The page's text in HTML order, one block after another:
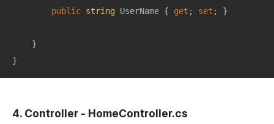
public string UserName { get ; set ; }
    }
4. Controller - HomeController.cs